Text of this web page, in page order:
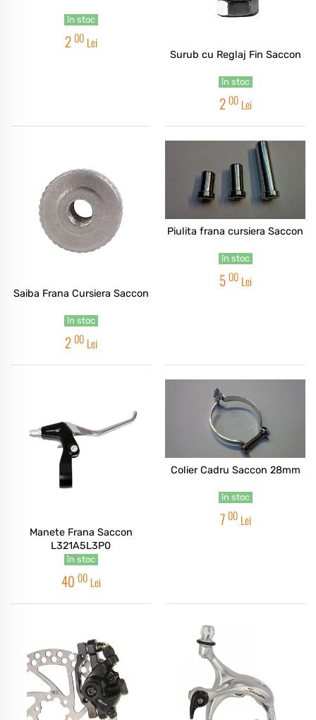
în stoc
2 00 Lei
Surub cu Reglaj Fin Saccon
în stoc
2 00 Lei
Saiba Frana Cursiera Saccon
în stoc
2 00 Lei
Piulita frana cursiera Saccon
în stoc
5 00 Lei
Manete Frana Saccon
L321A5L3P0
în stoc
40 00 Lei
Colier Cadru Saccon 28mm
în stoc
7 00 Lei